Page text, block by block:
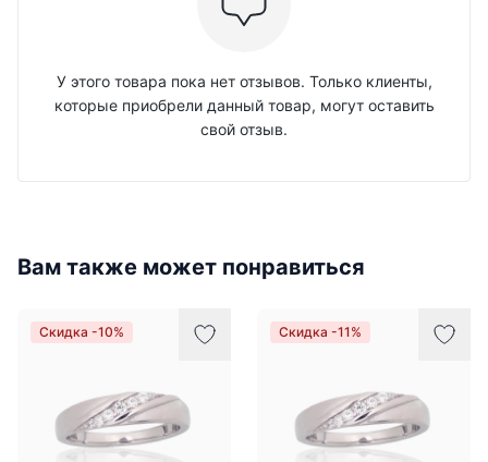
У этого товара пока нет отзывов. Только клиенты,
которые приобрели данный товар, могут оставить
свой отзыв.
Вам также может понравиться
Скидка -10% Скидка -11%